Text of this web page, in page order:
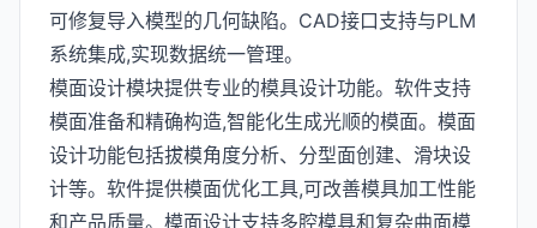
可修复导入模型的几何缺陷。CAD接口支持与PLM
系统集成,实现数据统一管理。
模面设计模块提供专业的模具设计功能。软件支持
模面准备和精确构造,智能化生成光顺的模面。模面
设计功能包括拔模角度分析、分型面创建、滑块设
计等。软件提供模面优化工具,可改善模具加工性能
和产品质量。模面设计支持多腔模具和复杂曲面模